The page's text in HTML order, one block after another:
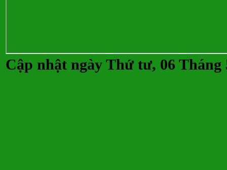
Cập nhật ngày Thứ tư, 06 Tháng